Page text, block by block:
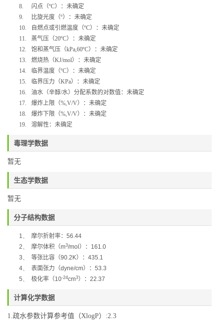
8.
闪点（ºC）：未确定
9.
比旋光度（º）：未确定
10.
自燃点或引燃温度（ºC）：未确定
11.
蒸气压（20ºC）：未确定
12.
饱和蒸气压（kPa,60ºC）：未确定
13.
燃烧热（KJ/mol）：未确定
14.
临界温度（ºC）：未确定
15.
临界压力（KPa）：未确定
16.
油水（辛醇/水）分配系数的对数值：未确定
17.
爆炸上限（%,V/V）：未确定
18.
爆炸下限（%,V/V）：未确定
19.
溶解性：未确定
毒理学数据
暂无
生态学数据
暂无
分子结构数据
1、 摩尔折射率： 56.44
2、
摩尔体积（m3/mol ）： 161.0
3、
等张比容（90.2K）： 435.1
4、
表面张力（dyne/cm）： 53.3
5、
极化率 （10-24cm3）： 22.37
计算化学数据
1.疏水参数计算参考值（XlogP）:2.3